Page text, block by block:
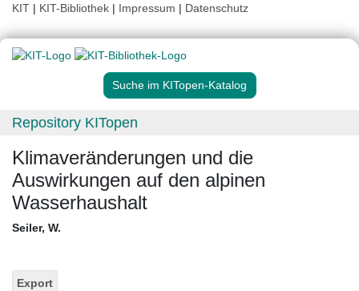
KIT | KIT-Bibliothek | Impressum | Datenschutz
Suche im KITopen-Katalog
Repository KITopen
Klimaveränderungen und die
Auswirkungen auf den alpinen
Wasserhaushalt
Seiler, W.
Export